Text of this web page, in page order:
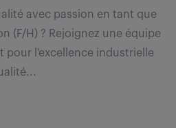
avec passion en tant que
(F/H) ? Rejoignez une équipe
l'excellence industrielle